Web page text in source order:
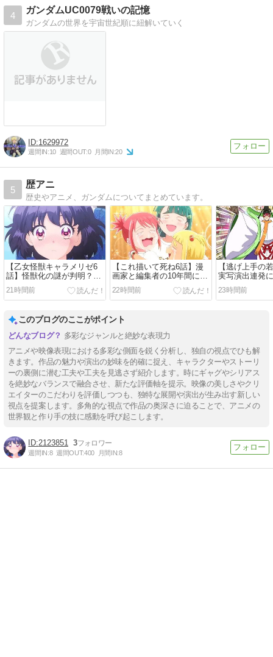
4
ガンダムUC0079戦いの記憶
ガンダムの世界を宇宙世紀順に紐解いていく
1629972
週間IN:10 週間OUT:0 月間IN:20
5
歴アニ
歴史やアニメ、ガンダムについてまとめています。
【乙女怪獣キャラメリゼ6
話】怪獣化の謎が判明？ラ
イリーの正体にも注目集ま
る
21時間前
【これ描いて死ね6話】漫
画家と編集者の10年間に反
響「創作のリアルが刺さ
る」
22時間前
【逃げ上手の
実写演出連発
は綺麗なのに
23時間前
このブログのここがポイント
多彩なジャンルと絶妙な表現力
アニメや映像表現における多彩な側面を鋭く分析し、独自の視点でひも解
きます。作品の魅力や演出の妙味を的確に捉え、キャラクターやストーリ
ーの裏側に潜む工夫や工夫を見逃さず紹介します。時にギャグやシリアス
を絶妙なバランスで融合させ、新たな評価軸を提示。映像の美しさやクリ
エイターのこだわりを評価しつつも、独特な展開や演出が生み出す新しい
視点を提案します。多角的な視点で作品の奥深さに迫ることで、アニメの
世界観と作り手の技に感動を呼び起こします。
2123851 3
週間IN:8 週間OUT:400 月間IN:8